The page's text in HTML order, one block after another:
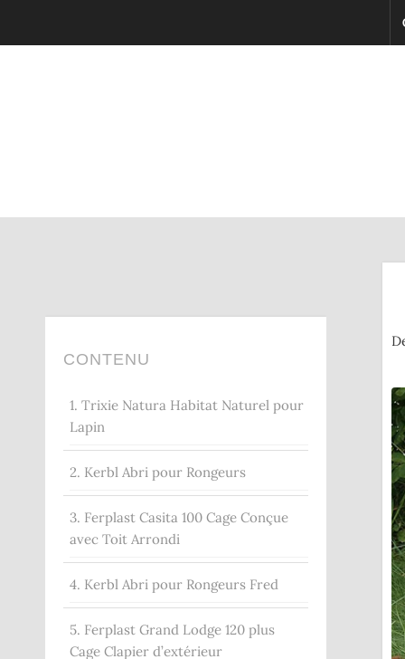
CONTENU
1. Trixie Natura Habitat Naturel pour
Lapin
2. Kerbl Abri pour Rongeurs
3. Ferplast Casita 100 Cage Conçue
avec Toit Arrondi
4. Kerbl Abri pour Rongeurs Fred
5. Ferplast Grand Lodge 120 plus
Cage Clapier d’extérieur